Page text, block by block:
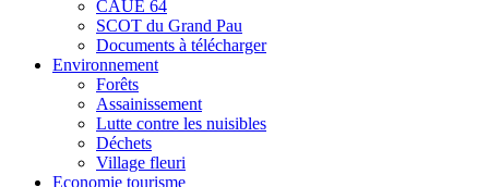
CAUE 64
SCOT du Grand Pau
Documents à télécharger
Environnement
Forêts
Assainissement
Lutte contre les nuisibles
Déchets
Village fleuri
Economie tourisme